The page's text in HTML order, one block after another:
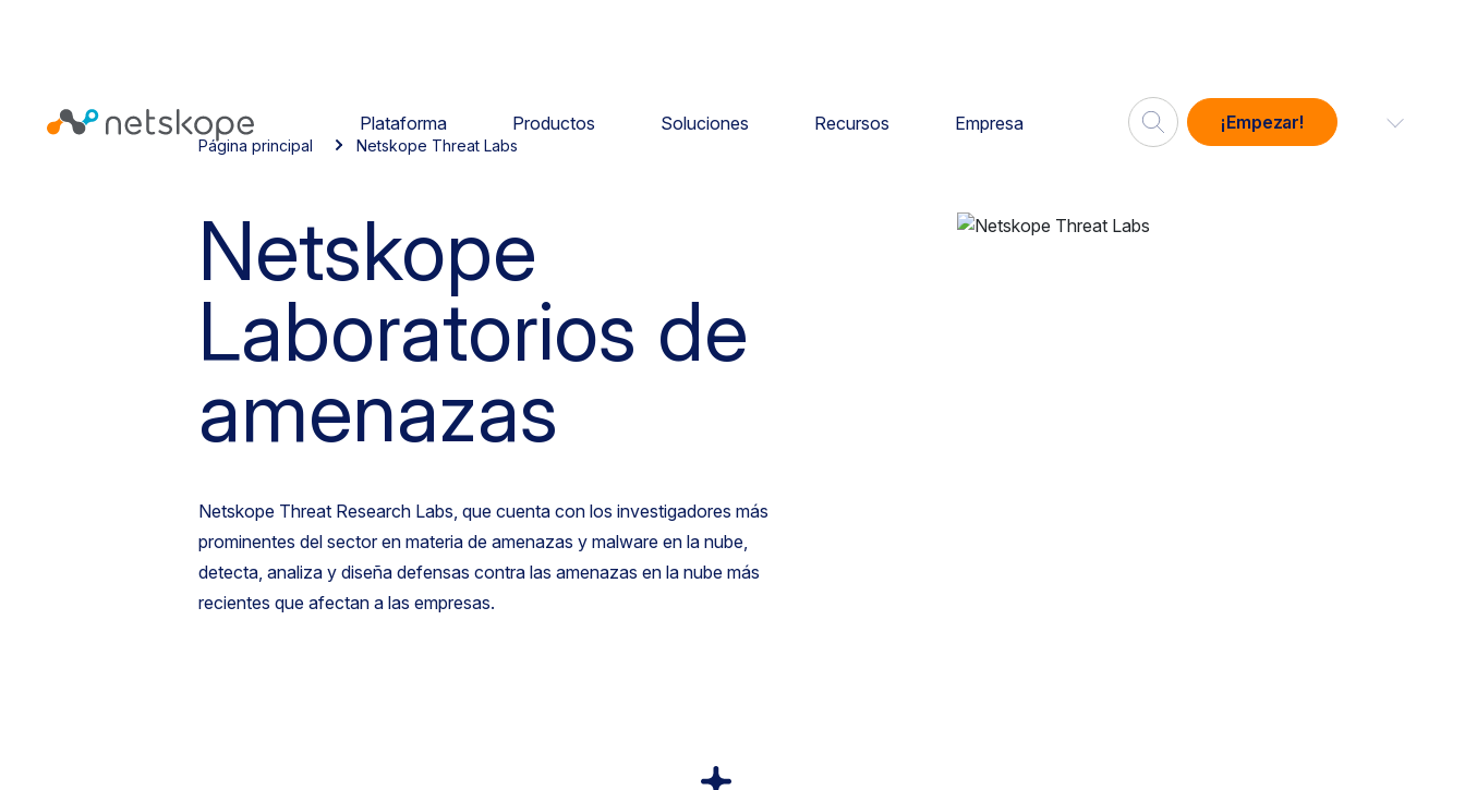
Plataforma Productos Soluciones Recursos Empresa ¡Empezar!
Página principal Netskope Threat Labs
Netskope
Laboratorios de
amenazas
Netskope Threat Research Labs, que cuenta con los investigadores más
prominentes del sector en materia de amenazas y malware en la nube,
detecta, analiza y diseña defensas contra las amenazas en la nube más
recientes que afectan a las empresas.